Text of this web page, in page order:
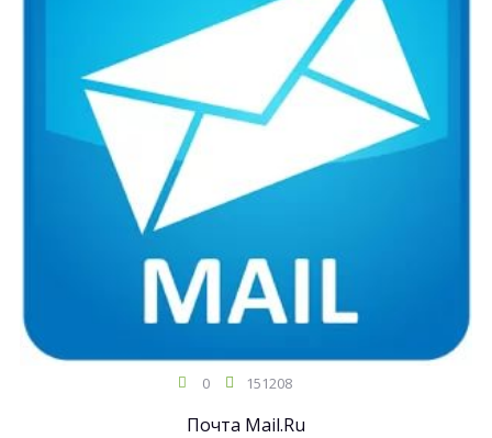
0 151208
Почта Mail.Ru